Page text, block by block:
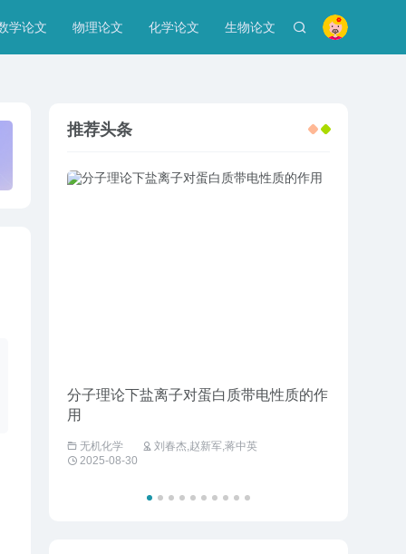
学论文 物理论文 化学论文 生物论文
推荐头条
分子理论下盐离子对蛋白质带电性质的作
用
无机化学
刘春杰,赵新军,蒋中英
2025-08-30